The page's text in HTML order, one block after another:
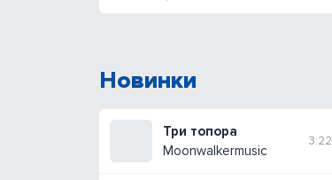
Новинки
Три топора
Moonwalkermusic
3:22